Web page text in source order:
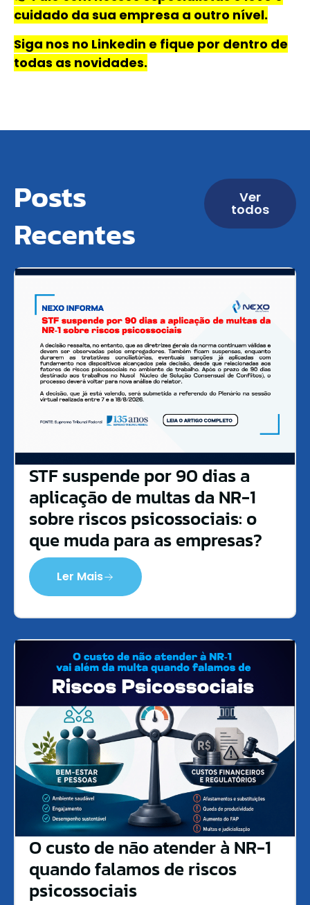
cuidado da sua empresa a outro nível.
Siga nos no Linkedin e fique por dentro de
todas as novidades.
Posts
Recentes
Ver
todos
STF suspende por 90 dias a
aplicação de multas da NR-1
sobre riscos psicossociais: o
que muda para as empresas?
Ler Mais
O custo de não atender à NR-1
quando falamos de riscos
psicossociais